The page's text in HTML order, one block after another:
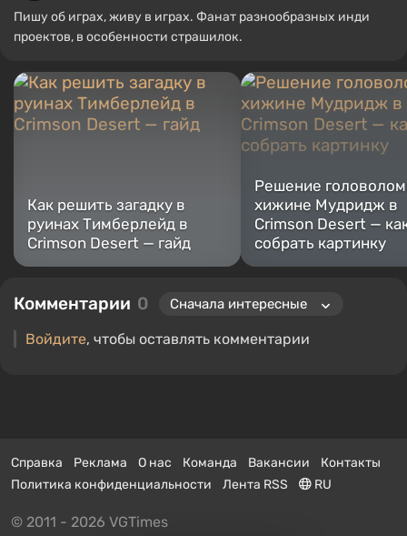
Пишу об играх, живу в играх. Фанат разнообразных инди
проектов, в особенности страшилок.
Как решить загадку в
руинах Тимберлейд в
Crimson Desert — гайд
Решение
хижине Мудридж в
Crimson Desert —
собрать картинку
Комментарии 0
Войдите, чтобы оставлять комментарии
Справка Реклама О нас Команда Вакансии
Контакты
Политика конфиденциальности
Лента RSS RU
© 2011 - 2026 VGTimes